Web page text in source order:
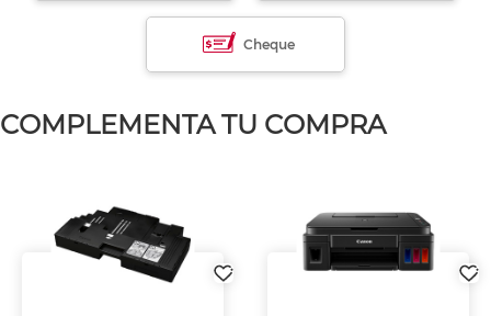
Cheque
COMPLEMENTA TU COMPRA